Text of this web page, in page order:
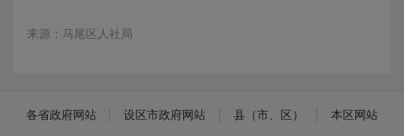
来源：马尾区人社局
各省政府网站 设区市政府网站 县（市、区） 本区网站